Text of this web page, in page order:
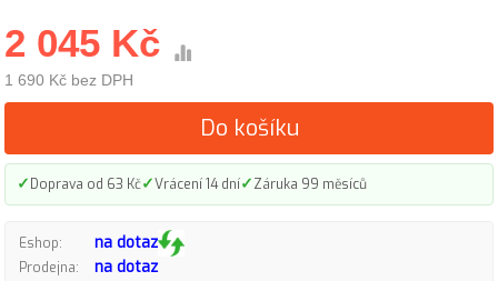
2 045 Kč
1 690 Kč bez DPH
Do košíku
✓Doprava od 63 Kč✓Vrácení 14 dní✓Záruka 99 měsíců
Eshop: na dotaz
Prodejna: na dotaz